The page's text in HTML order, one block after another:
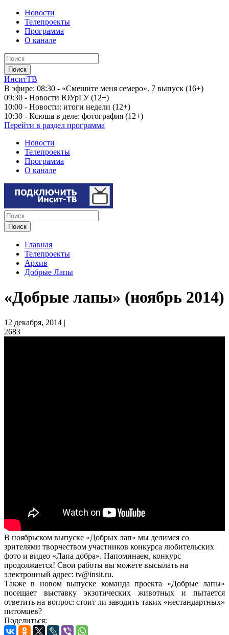
Новости
Телепроекты
Программа
О канале
ИнситТВ
В эфире: 08:30 - «Смешите меня семеро». 7 выпуск (16+)
09:30 - Новости ЮУрГУ (12+)
10:00 - Новости: итоги недели (12+)
10:30 - Ксюша в деле: фотография (12+)
Перейти в раздел программа
Новости
Телепроекты
Программа
О канале
Главная
Телепроекты
Архив
Добрые Лапы
«Добрые лапы» (ноябрь 2014)
12 декабря, 2014 |
2683
В ноябрьском выпуске «Добрых лап» мы делимся со
зрителями творчеством участников конкурса любительских
фото и видео «Лапа добра». Напоминаем, конкурс
продолжается! Свои работы вы можете высылать на
электронный адрес: tv@insit.ru.
Также в новом выпуске команда проекта «Добрые лапы»
посещает выставку экзотических животных и пытается
ответить на вопрос: стоит ли заводить таких «нестандартных»
питомцев?
Поделиться: